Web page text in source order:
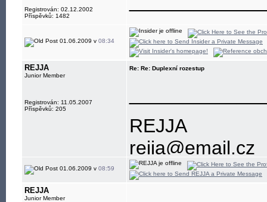
Registrován: 02.12.2002
Příspěvků: 1482
01.06.2009 v 08:34
REJJA
Junior Member
Registrován: 11.05.2007
Příspěvků: 205
Re: Re: Duplexní rozestup
REJJA
rejja@email.cz
602743934
01.06.2009 v 08:59
REJJA
Junior Member